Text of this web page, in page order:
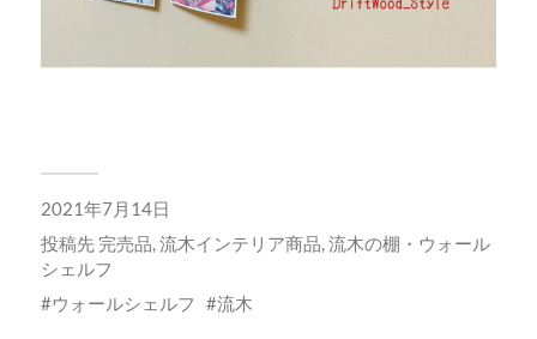
2021年7月14日
投稿先 完売品,流木インテリア商品,流木の棚・ウォール
シェルフ
ウォールシェルフ
流木